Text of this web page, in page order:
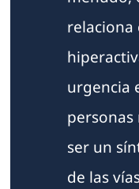
relaciona
urgencia
personas
ser un
de las